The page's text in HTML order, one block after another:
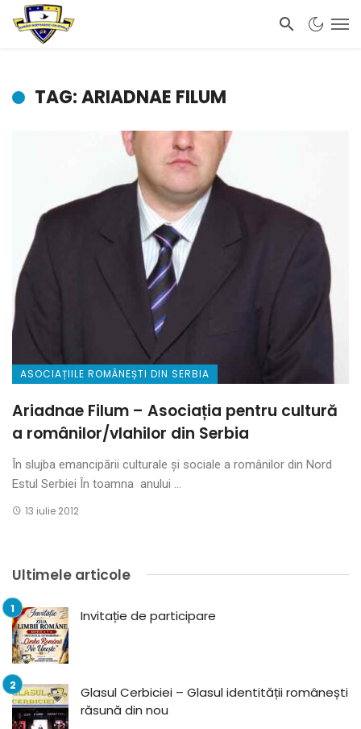
TAG: ARIADNAE FILUM
ASOCIAȚIILE ROMÂNEȘTI DIN SERBIA
Ariadnae Filum – Asociația pentru cultură
a românilor/vlahilor din Serbia
În slujba emancipării culturale și sociale a românilor din Nord
Estul Serbiei În toamna anului ...
13 iulie 2012
Ultimele articole
Invitație de participare
Glasul Cerbiciei – Glasul identității românești
răsună din nou